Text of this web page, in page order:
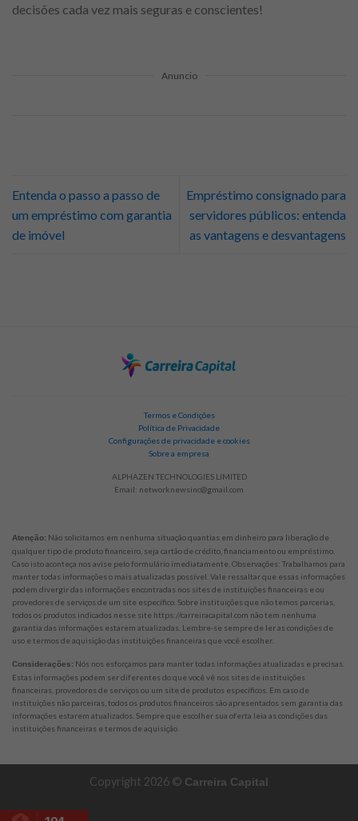
decisões cada vez mais seguras e conscientes!
Anuncio
Entenda o passo a passo de
um empréstimo com garantia
de imóvel
Empréstimo consignado para
servidores públicos: entenda
as vantagens e desvantagens
Termos e Condições
Política de Privacidade
Configurações de privacidade e cookies
Sobre a empresa
ALPHAZEN TECHNOLOGIES LIMITED
Email: networknewsinc@gmail.com
Atenção: Não solicitamos em nenhuma situação quantias em dinheiro para liberação de
qualquer tipo de produto financeiro, seja cartão de crédito, financiamento ou empréstimo.
Caso isto aconteça nos avise pelo formulário imediatamente. Observações: Trabalhamos para
manter todas informações o mais atualizadas possível. Vale ressaltar que essas informações
podem divergir das informações encontradas nos sites de instituições financeiras e ou
provedores de serviços de um site específico. Sobre instituições que não temos parcerias,
todos os produtos indicados nesse site https://carreiracapital.com não tem nenhuma
garantia das informações estarem atualizadas. Lembre-se sempre de ler as condições de
uso e termos de aquisição das instituições financeiras que você escolher.
Considerações: Nós nos esforçamos para manter todas informações atualizadas e precisas.
Estas informações podem ser diferentes do que você vê nos sites de instituições
financeiras, provedores de serviços ou um site de produtos específicos. Em caso de
instituições não parceiras, todos os produtos financeiros são apresentados sem garantia das
informações estarem atualizados. Sempre que escolher sua oferta leia as condições das
instituições financeiras e termos de aquisição.
Copyright 2026 © Carreira Capital